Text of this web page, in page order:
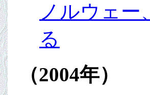
ノルウェー
る
（2004年）